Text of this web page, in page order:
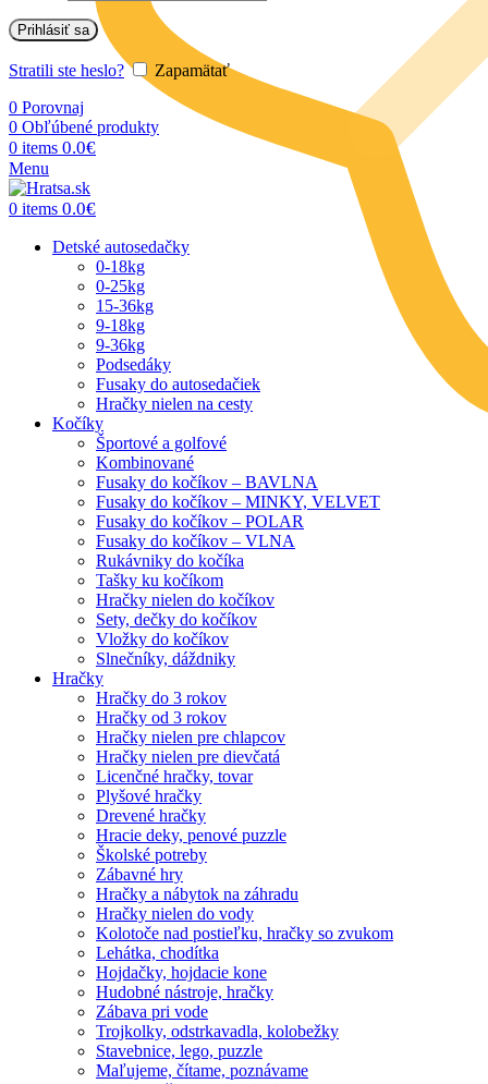
Prihlásiť sa
Stratili ste heslo?
Zapamätať
0 Porovnaj
0 Obľúbené produkty
0 items 0.0€
Menu
0 items 0.0€
Detské autosedačky
0-18kg
0-25kg
15-36kg
9-18kg
9-36kg
Podsedáky
Fusaky do autosedačiek
Hračky nielen na cesty
Kočíky
Športové a golfové
Kombinované
Fusaky do kočíkov – BAVLNA
Fusaky do kočíkov – MINKY, VELVET
Fusaky do kočíkov – POLAR
Fusaky do kočíkov – VLNA
Rukávniky do kočíka
Tašky ku kočíkom
Hračky nielen do kočíkov
Sety, dečky do kočíkov
Vložky do kočíkov
Slnečníky, dáždniky
Hračky
Hračky do 3 rokov
Hračky od 3 rokov
Hračky nielen pre chlapcov
Hračky nielen pre dievčatá
Licenčné hračky, tovar
Plyšové hračky
Drevené hračky
Hracie deky, penové puzzle
Školské potreby
Zábavné hry
Hračky a nábytok na záhradu
Hračky nielen do vody
Kolotoče nad postieľku, hračky so zvukom
Lehátka, chodítka
Hojdačky, hojdacie kone
Hudobné nástroje, hračky
Zábava pri vode
Trojkolky, odstrkavadla, kolobežky
Stavebnice, lego, puzzle
Maľujeme, čítame, poznávame